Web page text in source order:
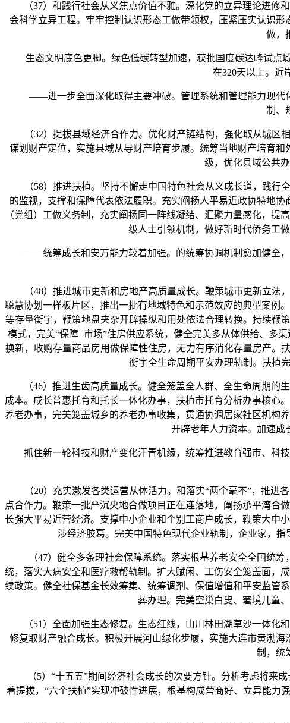
（37）和践行社会从义焦点价值不雅。深化党的立异理论进修和
会科学立异工程。牢牢控制认识形态工做带领权，压紧压实认识
做，
生态文明底色更脚。绿色低碳转型加速，获批国度碳达峰试点城
在320天以上。近
——进一步全面深化取得主要冲破。管理系统和管理能力现代化
制、
（32）提拔县域经济合作力。优化财产链结构，强化取从城区相
谋划财产定位，实施县域从导财产培育步履。统筹当地财产培育
级，优化县域公共
（58）推进扶植。坚持不懈走中国特色社会从义成长道，践行全
的监视，支撑和保障代表依法履职。充实阐扬人平易近政协特地
（党组）工做义务制，充实阐扬同一阵线凝结、汇聚力量感化，
级人士引领机制，做好新时代侨务工
——统筹成长和安万能力较着加强。的统筹协调机制愈加健全，
（48）推进城市更新和房地产高质量成长。鞭策城市更新立法，
聪慧协划一样板片区，推出一批有地域特色和示范效应的典型案例
等存量衡宇，鞭策地盘夹杂开辟操纵和用处依法合理转换。持续鞭
模式，完美“保障+市场”住房供应系统，健全完美多从体供给、多
换新，收购存量商品房用做保障性住房，无力有序消化存量房产。
衡宇全生命周期平安办理轨制。扶植
（46）推进生齿高质量成长。健全笼盖全人群、全生命周期的生
成本。成长普惠托育和托长一体化办事，扶植市托育分析办事核心
养老办事，完美笼盖城乡的养老办事收集，贯通协调居家社区机构
开辟老年人力资本。加速成
抓住新一轮科技和财产变化汗青机缘，统筹推进教育强市、科技
（20）充实激发各类运营从体活力。和落实“两个毫不”，推进
点合作力。鞭策一批严沉央地合做项目正在连落地，阐扬承平湾合
长强大平易近营经济。支撑中小企业和个别工商户成长，鞭策大中
涉经济胶葛。完美中国特色现代企业轨制，企业家，
（47）健全多条理社会保障系统。落实根基养老安全全国统筹
统，落实大病安全和医疗救帮轨制。扩大赋闲、工伤安全笼盖面，
续政策。健全社保基金长效筹集、统筹调剂、保值增值和平安监管
葬办理。完美空巢白叟、窘境儿童
（51）全面加强生态修复。生态红线，山川林田湖草沙一体化和
修复取财产融合成长。积极开展河山绿化步履，实施大连市黄渤
制，统
（5）“十五五”期间经济社会成长的次要方针。分析考虑将来成
着提拔，“六个扶植”实现冲破性进展，根基构成营商好、立异能力